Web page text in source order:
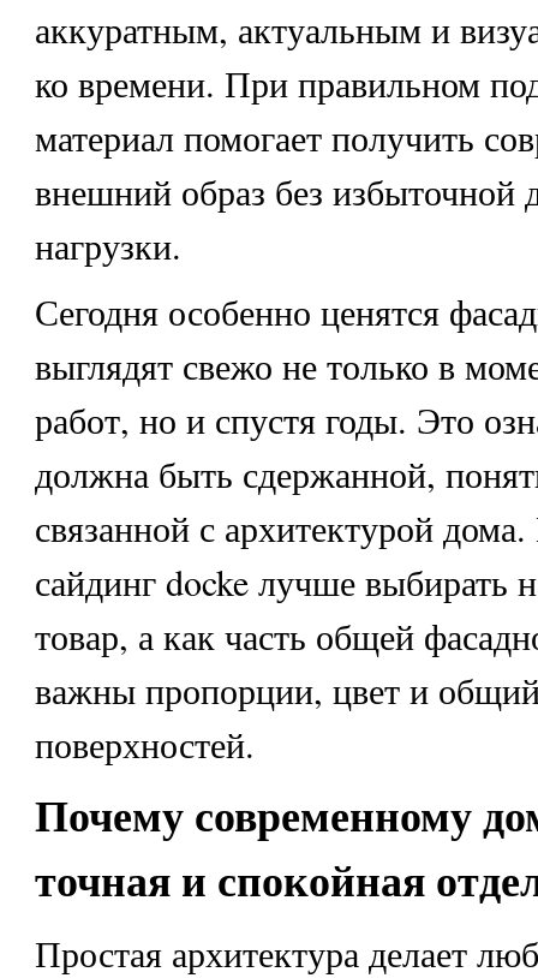
аккуратным, актуальным и
ко времени. При правильном
материал помогает получить
внешний образ без избыточной
нагрузки.
Сегодня особенно ценятся
выглядят свежо не только в
работ, но и спустя годы. Это
должна быть сдержанной,
связанной с архитектурой
сайдинг docke лучше выбирать
товар, а как часть общей
важны пропорции, цвет и
поверхностей.
Почему современному
точная и спокойная
Простая архитектура делает